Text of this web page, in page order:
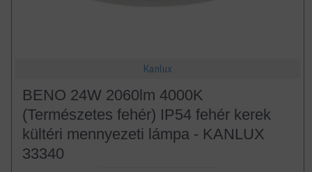
Kanlux
BENO 24W 2060lm 4000K
(Természetes fehér) IP54 fehér kerek
kültéri mennyezeti lámpa - KANLUX
33340